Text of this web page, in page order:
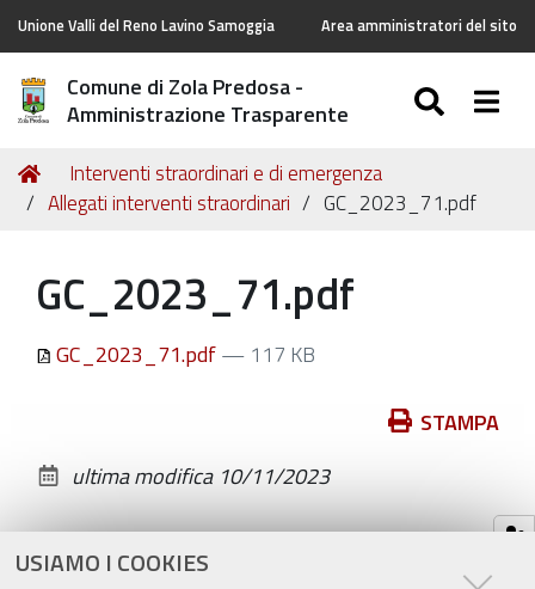
USIAMO I COOKIES
Unione Valli del Reno Lavino Samoggia Area amministratori del sito
Comune di Zola Predosa -
Amministrazione Trasparente
Tu
sei
Home
Interventi straordinari e di emergenza
Allegati interventi straordinari
GC_2023_71.pdf
GC_2023_71.pdf
GC_2023_71.pdf— 117 KB
documento
STAMPA
ultima modifica 10/11/2023